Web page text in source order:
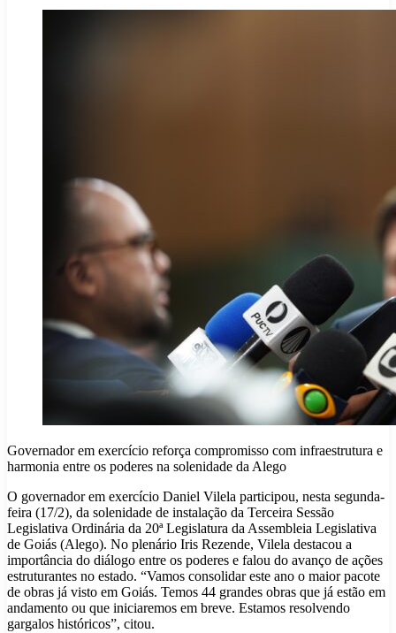
Governador em exercício reforça compromisso com infraestrutura e
harmonia entre os poderes na solenidade da Alego
O governador em exercício Daniel Vilela participou, nesta segunda-
feira (17/2), da solenidade de instalação da Terceira Sessão
Legislativa Ordinária da 20ª Legislatura da Assembleia Legislativa
de Goiás (Alego). No plenário Iris Rezende, Vilela destacou a
importância do diálogo entre os poderes e falou do avanço de ações
estruturantes no estado. “Vamos consolidar este ano o maior pacote
de obras já visto em Goiás. Temos 44 grandes obras que já estão em
andamento ou que iniciaremos em breve. Estamos resolvendo
gargalos históricos”, citou.